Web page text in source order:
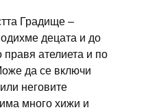
Градище –
децата и до
ателиета и по
да се включи
неговите
много хижи и